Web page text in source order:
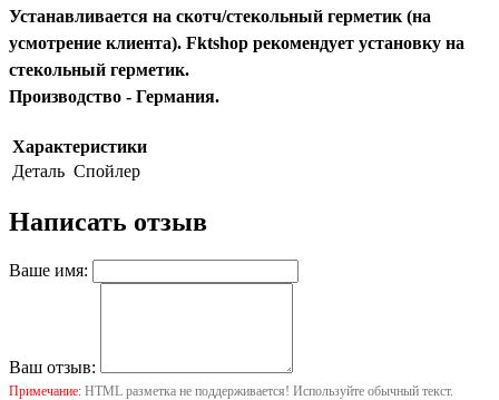
Устанавливается на скотч/стекольный герметик (на
усмотрение клиента). Fktshop рекомендует установку на
стекольный герметик.
Производство - Германия.
Характеристики
Деталь Спойлер
Написать отзыв
Ваше имя:
Ваш отзыв:
Примечание: HTML разметка не поддерживается! Используйте обычный текст.